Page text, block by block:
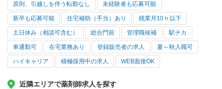
原則、引越しを伴う転勤なし 未経験者も応募可能
新卒も応募可能 住宅補助（手当）あり 残業月10ｈ以下
土日休み（相談可含む） 総合門前 管理職候補 駅チカ
車通勤可 在宅業務あり 登録販売者の求人 夏～秋入職可
ハイキャリア 積極採用中の求人 WEB面接OK
近隣エリアで薬剤師求人を探す